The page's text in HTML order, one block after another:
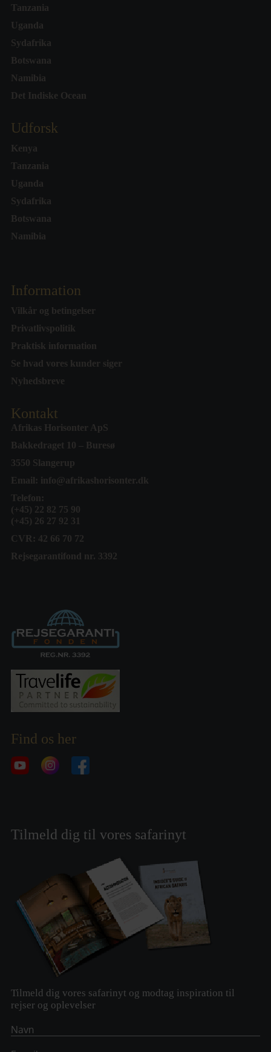
Tanzania
Uganda
Sydafrika
Botswana
Namibia
Det Indiske Ocean
Udforsk
Kenya
Tanzania
Uganda
Sydafrika
Botswana
Namibia
Information
Vilkår og betingelser
Privatlivspolitik
Praktisk information
Se hvad vores kunder siger
Nyhedsbreve
Kontakt
Afrikas Horisonter ApS
Bakkedraget 10 – Buresø
3550 Slangerup
Email: info@afrikashorisonter.dk
Telefon:
(+45) 22 82 75 90
(+45) 26 27 92 31
CVR: 42 66 70 72
Rejsegarantifond nr. 3392
Find os her
Tilmeld dig til vores safarinyt
Tilmeld dig vores safarinyt og modtag inspiration til
rejser og oplevelser